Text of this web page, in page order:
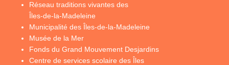
Réseau traditions vivantes des
Îles-de-la-Madeleine
Municipalité des Îles-de-la-Madeleine
Musée de la Mer
Fonds du Grand Mouvement Desjardins
Centre de services scolaire des Îles